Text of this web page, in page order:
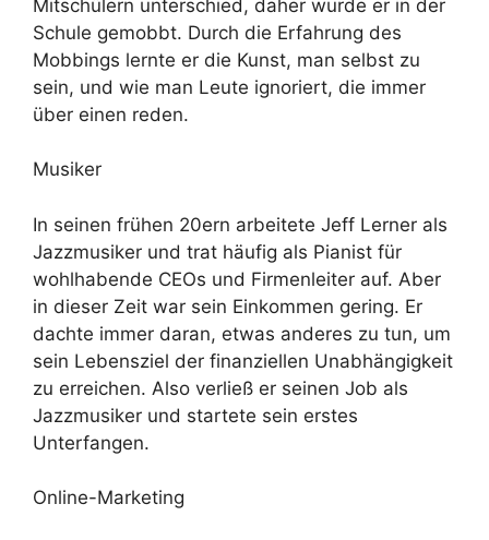
Mitschülern unterschied, daher wurde er in der
Schule gemobbt. Durch die Erfahrung des
Mobbings lernte er die Kunst, man selbst zu
sein, und wie man Leute ignoriert, die immer
über einen reden.
Musiker
In seinen frühen 20ern arbeitete Jeff Lerner als
Jazzmusiker und trat häufig als Pianist für
wohlhabende CEOs und Firmenleiter auf. Aber
in dieser Zeit war sein Einkommen gering. Er
dachte immer daran, etwas anderes zu tun, um
sein Lebensziel der finanziellen Unabhängigkeit
zu erreichen. Also verließ er seinen Job als
Jazzmusiker und startete sein erstes
Unterfangen.
Online-Marketing